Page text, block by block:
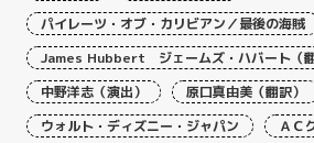
パイレーツ・オブ・カリビアン／最後の海賊
James Hubbert ジェームズ・ハバート（翻
中野洋志（演出）
原口真由美（翻訳）
ウォルト・ディズニー・ジャパン
ＡＣ